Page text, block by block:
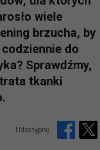
wiele
brzucha, by
do
Sprawdźmy,
tkanki
Udostępnij